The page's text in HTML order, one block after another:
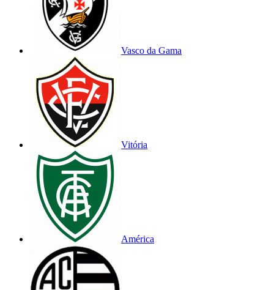
Vasco da Gama
Vitória
América